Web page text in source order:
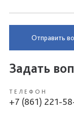
Отправить
Задать
ТЕЛЕФОН
+7 (861) 221-